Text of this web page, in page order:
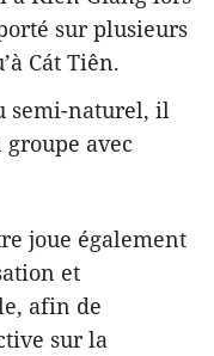
sur plusieurs
Cát Tiên.
semi-naturel, il
groupe avec
joue également
et
afin de
sur la